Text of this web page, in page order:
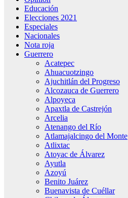
Educación
Elecciones 2021
Especiales
Nacionales
Nota roja
Guerrero
Acatepec
Ahuacuotzingo
Ajuchitlán del Progreso
Alcozauca de Guerrero
Alpoyeca
Apaxtla de Castrejón
Arcelia
Atenango del Río
Atlamajalcingo del Monte
Atlixtac
Atoyac de Álvarez
Ayutla
Azoyú
Benito Juárez
Buenavista de Cuéllar